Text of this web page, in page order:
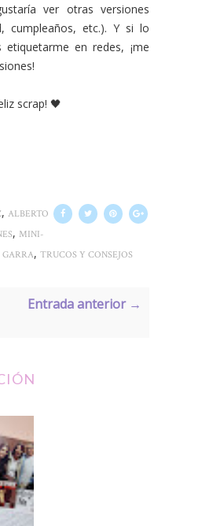
ver otras versiones
cumpleaños, etc.). Y si lo
en redes, ¡me
scrap! 🖤
, ALBERTO
, MINI-
, TRUCOS Y CONSEJOS
Entrada anterior →